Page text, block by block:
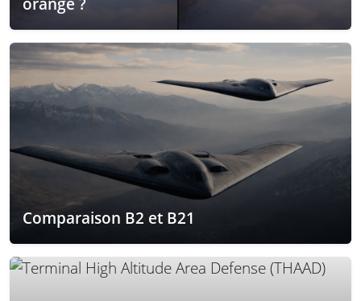
Comparaison B2 et B21